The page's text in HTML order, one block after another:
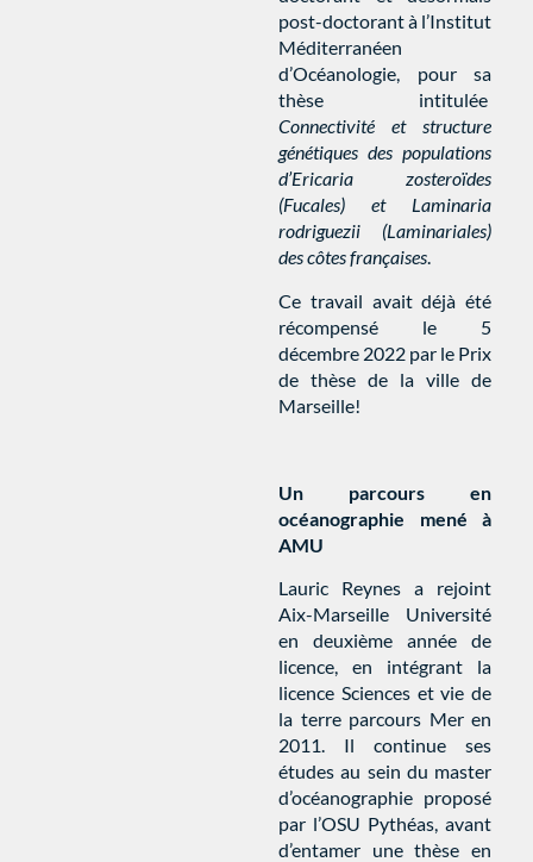
post-doctorant à l’Institut
Méditerranéen
d’Océanologie, pour sa
thèse intitulée
Connectivité et structure
génétiques des populations
d’Ericaria zosteroïdes
(Fucales) et Laminaria
rodriguezii (Laminariales)
des côtes françaises.
Ce travail avait déjà été
récompensé le 5
décembre 2022 par le Prix
de thèse de la ville de
Marseille!
Un parcours en
océanographie mené à
AMU
Lauric Reynes a rejoint
Aix-Marseille Université
en deuxième année de
licence, en intégrant la
licence Sciences et vie de
la terre parcours Mer en
2011. Il continue ses
études au sein du master
d’océanographie proposé
par l’OSU Pythéas, avant
d’entamer une thèse en